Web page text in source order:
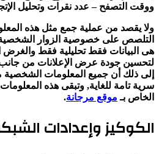
ووقت التصفح – عدد نقرات وتحليل
ولا يقصد من عملية جمع مثل هذه
التلصص على خصوصية الزوار
هى البيانات فقط تحليلية فقط
لتحسين جودة عرض الإعلانات من
إلى ذلك أن جميع المعلومات الشخصية
سرية تامة للغاية, وتبقى هذه
الخاص بـ موقع مرجانة.
الكوكيز وإعدادات